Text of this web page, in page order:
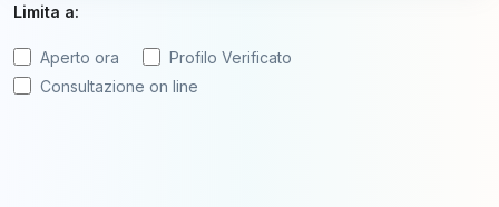
Limita a:
Aperto ora
Profilo Verificato
Consultazione on line